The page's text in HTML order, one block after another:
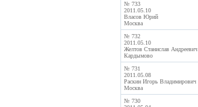
№ 733
2011.05.10
Власов Юрий
Москва
№ 732
2011.05.10
Желтов Станислав Андреевич
Кардымово
№ 731
2011.05.08
Раскин Игорь Владимирович
Москва
№ 730